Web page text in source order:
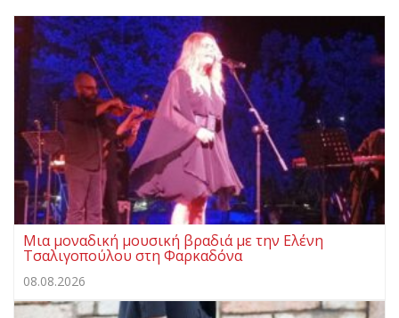
Μια μοναδική μουσική βραδιά με την Ελένη
Τσαλιγοπούλου στη Φαρκαδόνα
08.08.2026